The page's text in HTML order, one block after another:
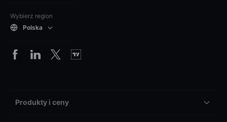
Wybierz region
Polska
Produkty i ceny